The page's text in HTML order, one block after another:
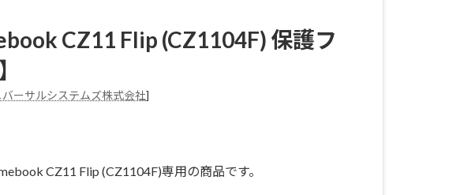
CZ11 Flip (CZ1104F) 保護フ
バーサルシステムズ株式会社]
CZ11 Flip (CZ1104F)専用の商品です。